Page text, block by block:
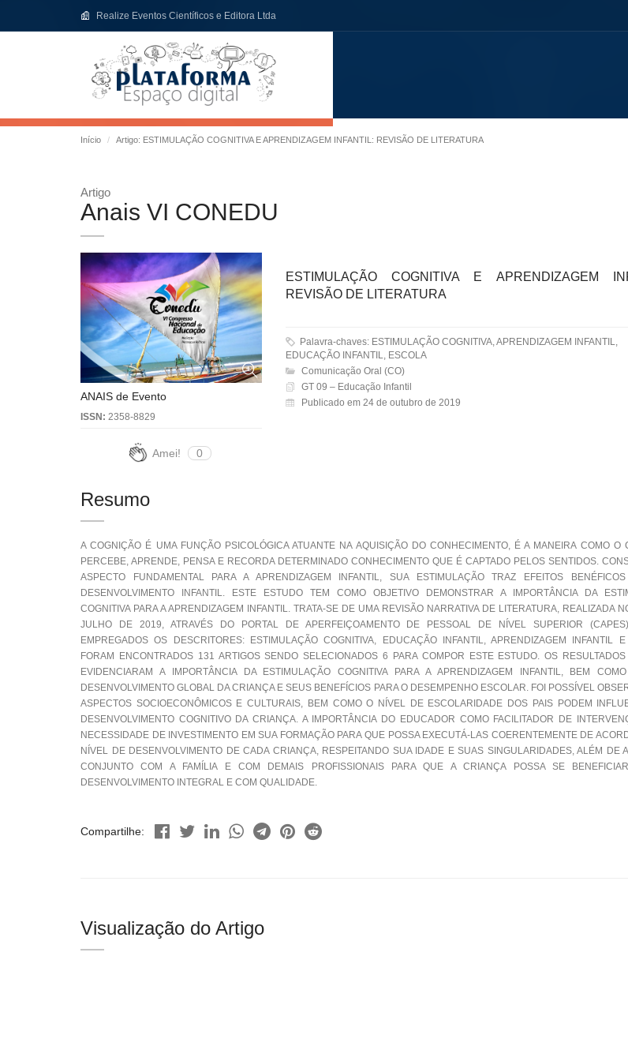
Realize Eventos Científicos e Editora Ltda
Início Artigo: ESTIMULAÇÃO COGNITIVA E APRENDIZAGEM INFANTIL: REVISÃO DE LITERATURA
Artigo
Anais VI CONEDU
ANAIS de Evento
ISSN: 2358-8829
Amei! 0
ESTIMULAÇÃO COGNITIVA E APRENDIZAGEM
REVISÃO DE LITERATURA
Palavra-chaves: ESTIMULAÇÃO COGNITIVA, APRENDIZAGEM INFANTIL,
EDUCAÇÃO INFANTIL, ESCOLA
Comunicação Oral (CO)
GT 09 – Educação Infantil
Publicado em 24 de outubro de 2019
Resumo
A COGNIÇÃO É UMA FUNÇÃO PSICOLÓGICA ATUANTE NA AQUISIÇÃO DO CONHECIMENTO, É A MANEIRA COMO O
PERCEBE, APRENDE, PENSA E RECORDA DETERMINADO CONHECIMENTO QUE É CAPTADO PELOS SENTIDOS.
ASPECTO FUNDAMENTAL PARA A APRENDIZAGEM INFANTIL, SUA ESTIMULAÇÃO TRAZ EFEITOS
DESENVOLVIMENTO INFANTIL. ESTE ESTUDO TEM COMO OBJETIVO DEMONSTRAR A IMPORTÂNCIA DA
COGNITIVA PARA A APRENDIZAGEM INFANTIL. TRATA-SE DE UMA REVISÃO NARRATIVA DE LITERATURA, REALIZADA
JULHO DE 2019, ATRAVÉS DO PORTAL DE APERFEIÇOAMENTO DE PESSOAL DE NÍVEL SUPERIOR
EMPREGADOS OS DESCRITORES: ESTIMULAÇÃO COGNITIVA, EDUCAÇÃO INFANTIL, APRENDIZAGEM INFANTIL
FORAM ENCONTRADOS 131 ARTIGOS SENDO SELECIONADOS 6 PARA COMPOR ESTE ESTUDO. OS RESULTADOS
EVIDENCIARAM A IMPORTÂNCIA DA ESTIMULAÇÃO COGNITIVA PARA A APRENDIZAGEM INFANTIL, BEM
DESENVOLVIMENTO GLOBAL DA CRIANÇA E SEUS BENEFÍCIOS PARA O DESEMPENHO ESCOLAR. FOI POSSÍVEL
ASPECTOS SOCIOECONÔMICOS E CULTURAIS, BEM COMO O NÍVEL DE ESCOLARIDADE DOS PAIS PODEM
DESENVOLVIMENTO COGNITIVO DA CRIANÇA. A IMPORTÂNCIA DO EDUCADOR COMO FACILITADOR DE
NECESSIDADE DE INVESTIMENTO EM SUA FORMAÇÃO PARA QUE POSSA EXECUTÁ-LAS COERENTEMENTE DE
NÍVEL DE DESENVOLVIMENTO DE CADA CRIANÇA, RESPEITANDO SUA IDADE E SUAS SINGULARIDADES, ALÉM DE
CONJUNTO COM A FAMÍLIA E COM DEMAIS PROFISSIONAIS PARA QUE A CRIANÇA POSSA SE
DESENVOLVIMENTO INTEGRAL E COM QUALIDADE.
Compartilhe:
Visualização do Artigo